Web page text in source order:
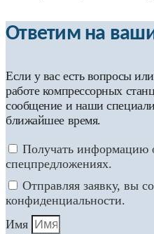
Ответим на
Если у вас есть вопросы
работе компрессорных
сообщение и наши
ближайшее время.
Получать информацию
спецпредложениях.
Отправляя заявку, вы
конфиденциальности.
Имя